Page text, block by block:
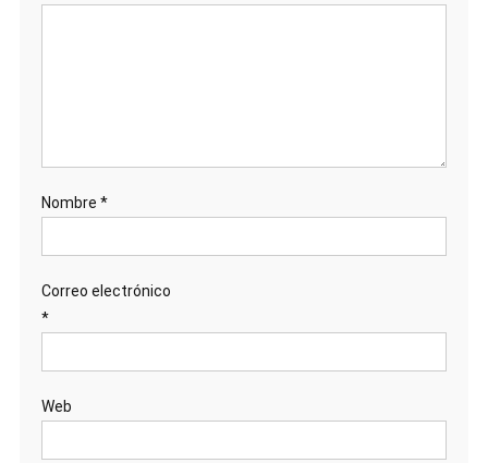
Nombre *
Correo electrónico
*
Web